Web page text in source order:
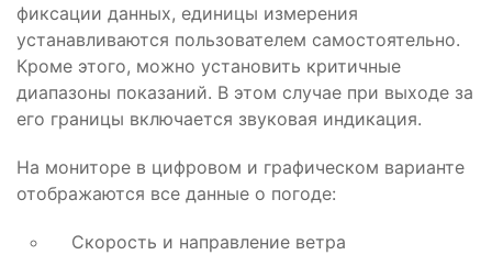
фиксации данных, единицы измерения
устанавливаются пользователем самостоятельно.
Кроме этого, можно установить критичные
диапазоны показаний. В этом случае при выходе за
его границы включается звуковая индикация.
На мониторе в цифровом и графическом варианте
отображаются все данные о погоде:
Скорость и направление ветра